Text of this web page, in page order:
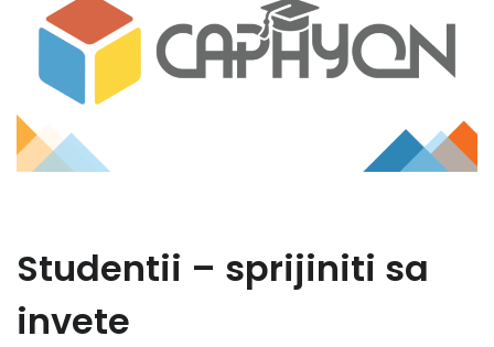
Studentii – sprijiniti sa
invete